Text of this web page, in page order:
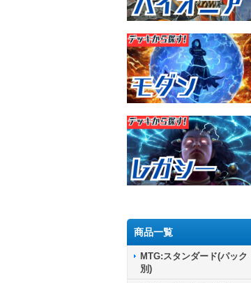
商品一覧
MTG:スタンダード(パック
別)